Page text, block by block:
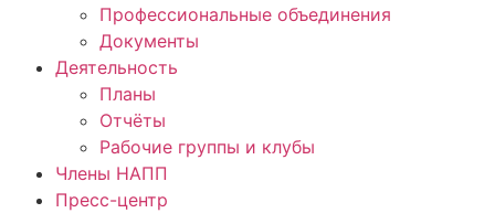
Профессиональные объединения
Документы
Деятельность
Планы
Отчёты
Рабочие группы и клубы
Члены НАПП
Пресс-центр